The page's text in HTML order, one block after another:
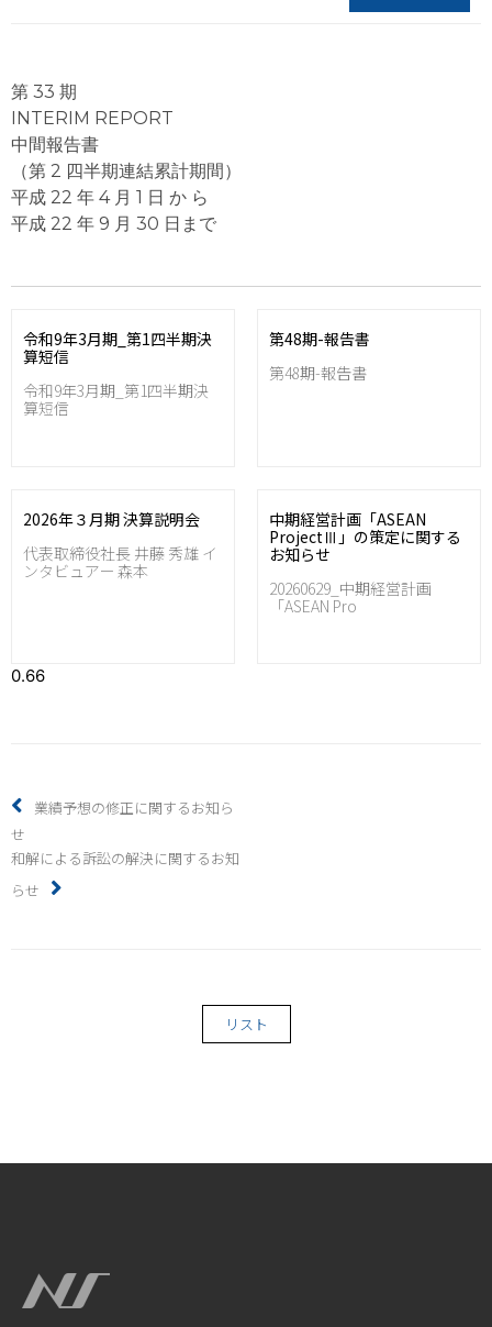
第 33 期
INTERIM REPORT
中間報告書
（第 2 四半期連結累計期間）
平成 22 年 4 月 1 日 か ら
平成 22 年 9 月 30 日まで
令和9年3月期_第1四半期決
算短信
令和9年3月期_第1四半期決
算短信
第48期-報告書
第48期-報告書
2026年３月期 決算説明会
代表取締役社長 井藤 秀雄 イ
ンタビュアー 森本
中期経営計画「ASEAN
ProjectⅢ」の策定に関する
お知らせ
20260629_中期経営計画
「ASEAN Pro
業績予想の修正に関するお知ら
せ
和解による訴訟の解決に関するお知
らせ
リスト